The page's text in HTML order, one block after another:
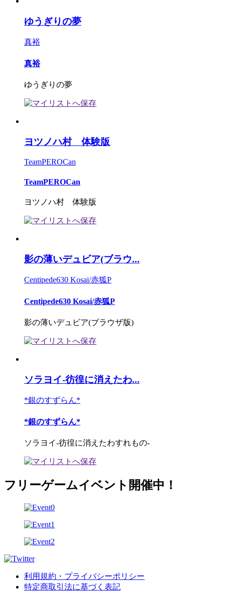
ゆうぎりの夢
真裕
真裕
ゆうぎりの夢
ヨツノハ村 体験版
TeamPEROCan
TeamPEROCan
ヨツノハ村 体験版
影の薄いデュビア(ブラウ...
Centipede630 Kosai/赤狐P
Centipede630 Kosai/赤狐P
影の薄いデュビア(ブラウザ版)
ソラヨイ-彷徨に消えたわ...
*銀のすずらん*
*銀のすずらん*
ソラヨイ-彷徨に消えたわすれもの-
フリーゲームイベント開催中！
利用規約・プライバシーポリシー
特定商取引法に基づく表記